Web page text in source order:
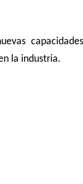
la industria.